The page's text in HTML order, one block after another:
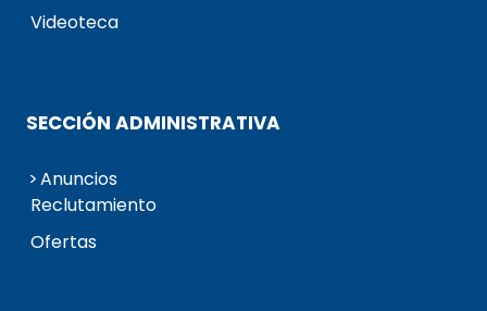
Videoteca
SECCIÓN ADMINISTRATIVA
Anuncios
Reclutamiento
Ofertas